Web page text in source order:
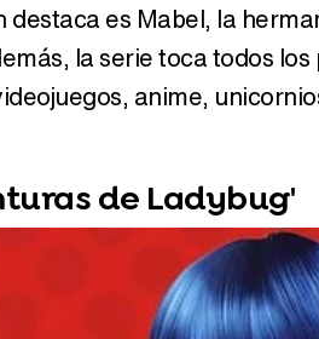
destaca es Mabel, la
la serie toca todos los
anime,
de Ladybug'